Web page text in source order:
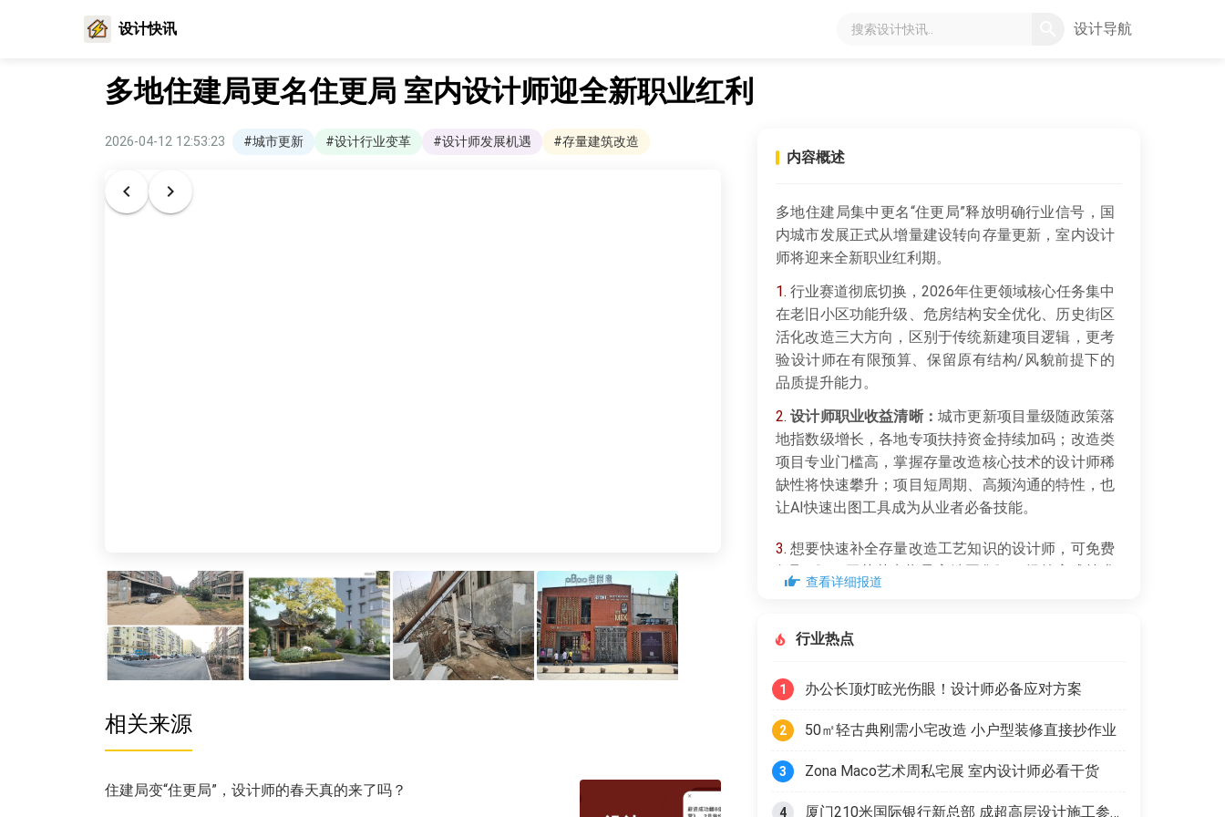
设计快讯 设计导航
多地住建局更名住更局 室内设计师迎全新职业红利
2026-04-12 12:53:23 #城市更新 #设计行业变革 #设计师发展机遇 #存量建筑改造
相关来源
住建局变“住更局”，设计师的春天真的来了吗？
内容概述
多地住建局集中更名“住更局”释放明确行业信号，国
内城市发展正式从增量建设转向存量更新，室内设计
师将迎来全新职业红利期。
1. 行业赛道彻底切换，2026年住更领域核心任务集中
在老旧小区功能升级、危房结构安全优化、历史街区
活化改造三大方向，区别于传统新建项目逻辑，更考
验设计师在有限预算、保留原有结构/风貌前提下的
品质提升能力。
2. 设计师职业收益清晰：城市更新项目量级随政策落
地指数级增长，各地专项扶持资金持续加码；改造类
项目专业门槛高，掌握存量改造核心技术的设计师稀
缺性将快速攀升；项目短周期、高频沟通的特性，也
让AI快速出图工具成为从业者必备技能。
3. 想要快速补全存量改造工艺知识的设计师，可免费
领取《dop工艺节点指导高清图集》，提前完成技术
储备抢占赛道先机。
查看详细报道
行业热点
1 办公长顶灯眩光伤眼！设计师必备应对方案
2 50㎡轻古典刚需小宅改造 小户型装修直接抄作业
3 Zona Maco艺术周私宅展 室内设计师必看干货
4 厦门210米国际银行新总部 成超高层设计施工参考范本